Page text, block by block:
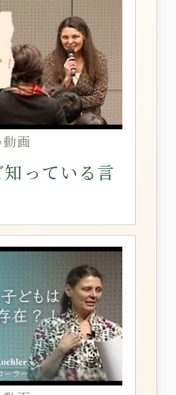
画
っている言